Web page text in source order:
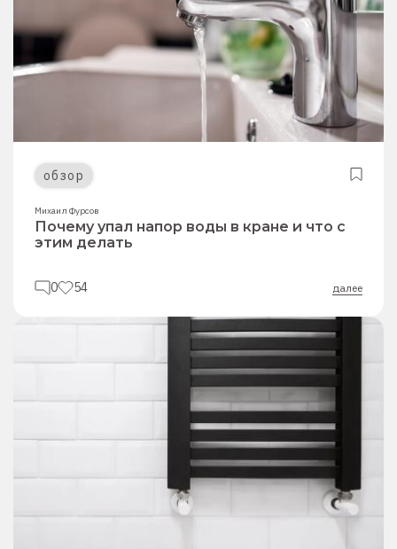
обзор
Михаил Фурсов
Почему упал напор воды в кране и что с
этим делать
0 54 далее